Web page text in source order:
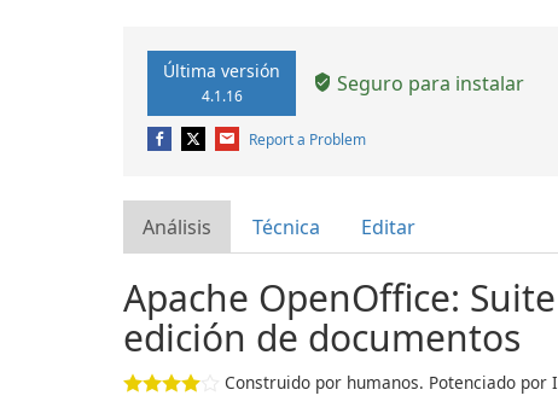
Última versión
4.1.16 Seguro para instalar
Report a Problem
Análisis Técnica Editar
Apache OpenOffice:
edición de documentos
Construido por humanos. Potenciado por